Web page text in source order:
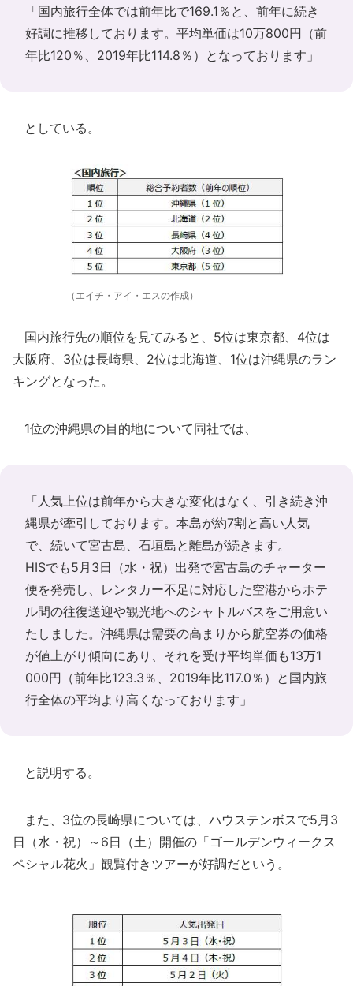
「国内旅行全体では前年比で169.1％と、前年に続き
好調に推移しております。平均単価は10万800円（前
年比120％、2019年比114.8％）となっております」
としている。
（エイチ・アイ・エスの作成）
国内旅行先の順位を見てみると、5位は東京都、4位は
大阪府、3位は長崎県、2位は北海道、1位は沖縄県のラン
キングとなった。
1位の沖縄県の目的地について同社では、
「人気上位は前年から大きな変化はなく、引き続き沖
縄県が牽引しております。本島が約7割と高い人気
で、続いて宮古島、石垣島と離島が続きます。
HISでも5月3日（水・祝）出発で宮古島のチャーター
便を発売し、レンタカー不足に対応した空港からホテ
ル間の往復送迎や観光地へのシャトルバスをご用意い
たしました。沖縄県は需要の高まりから航空券の価格
が値上がり傾向にあり、それを受け平均単価も13万1
000円（前年比123.3％、2019年比117.0％）と国内旅
行全体の平均より高くなっております」
と説明する。
また、3位の長崎県については、ハウステンボスで5月3
日（水・祝）～6日（土）開催の「ゴールデンウィークス
ペシャル花火」観覧付きツアーが好調だという。